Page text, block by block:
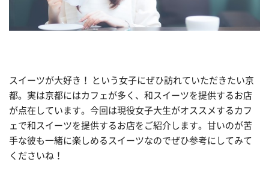
スイーツが大好き！ という女子にぜひ訪れていただきたい京
都。実は京都にはカフェが多く、和スイーツを提供するお店
が点在しています。今回は現役女子大生がオススメするカフ
ェで和スイーツを提供するお店をご紹介します。甘いのが苦
手な彼も一緒に楽しめるスイーツなのでぜひ参考にしてみて
くださいね！